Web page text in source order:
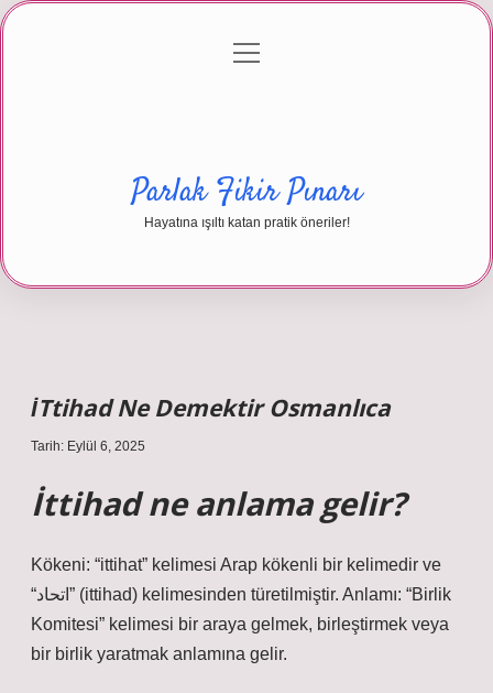
Gizlilik Politikası
menüyü
Parlak Fikir Pınarı
Hayatına ışıltı katan pratik öneriler!
İTtihad Ne Demektir Osmanlıca
Tarih: Eylül 6, 2025
İttihad ne anlama gelir?
Kökeni: “ittihat” kelimesi Arap kökenli bir kelimedir ve
“اتحاد” (ittihad) kelimesinden türetilmiştir. Anlamı: “Birlik
Komitesi” kelimesi bir araya gelmek, birleştirmek veya
bir birlik yaratmak anlamına gelir.